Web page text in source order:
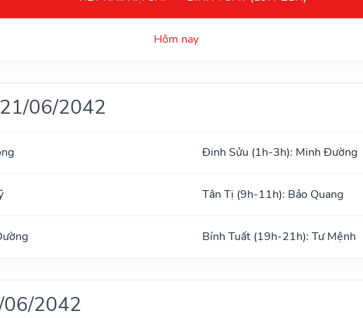
Hôm nay
06/2042
Đinh Sửu (1h-3h): Minh Đường
Tân Tị (9h-11h): Bảo Quang
Bính Tuất (19h-21h): Tư Mệnh
06/2042